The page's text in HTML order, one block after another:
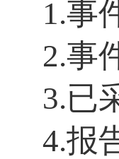
1.事
2.事
3.已
4.报